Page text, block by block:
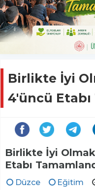
Birlikte İyi
4'üncü Etabı
Birlikte İyi
Etabı
Düzce Eğitim